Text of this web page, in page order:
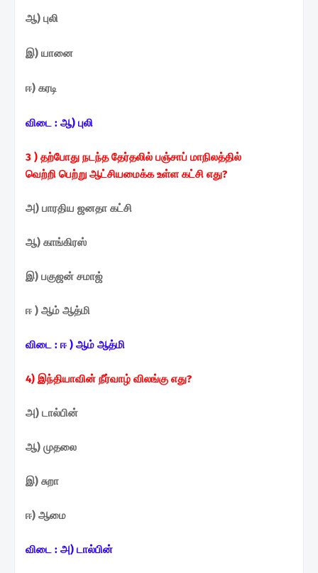
ஆ) புலி
இ) யானை
ஈ) கரடி
விடை : ஆ) புலி
3 ) தற்போது நடந்த தேர்தலில் பஞ்சாப் மாநிலத்தில்
வெற்றி பெற்று ஆட்சியமைக்க உள்ளகட்சி எது?
அ) பாரதிய ஜனதா கட்சி
ஆ) காங்கிரஸ்
இ) பகுஜன் சமாஜ்
ஈ ) ஆம் ஆத்மி
விடை : ஈ ) ஆம் ஆத்மி
4) இந்தியாவின் நீர்வாழ் விலங்கு எது?
அ) டால்பின்
ஆ) முதலை
இ) சுறா
ஈ) ஆமை
விடை : அ) டால்பின்